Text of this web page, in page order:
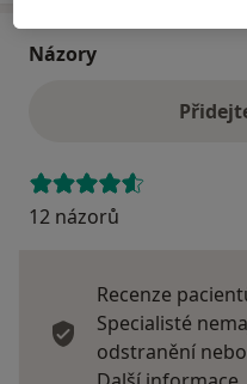
Názory
12 názorů
Recenze
Specialisté
odstranění